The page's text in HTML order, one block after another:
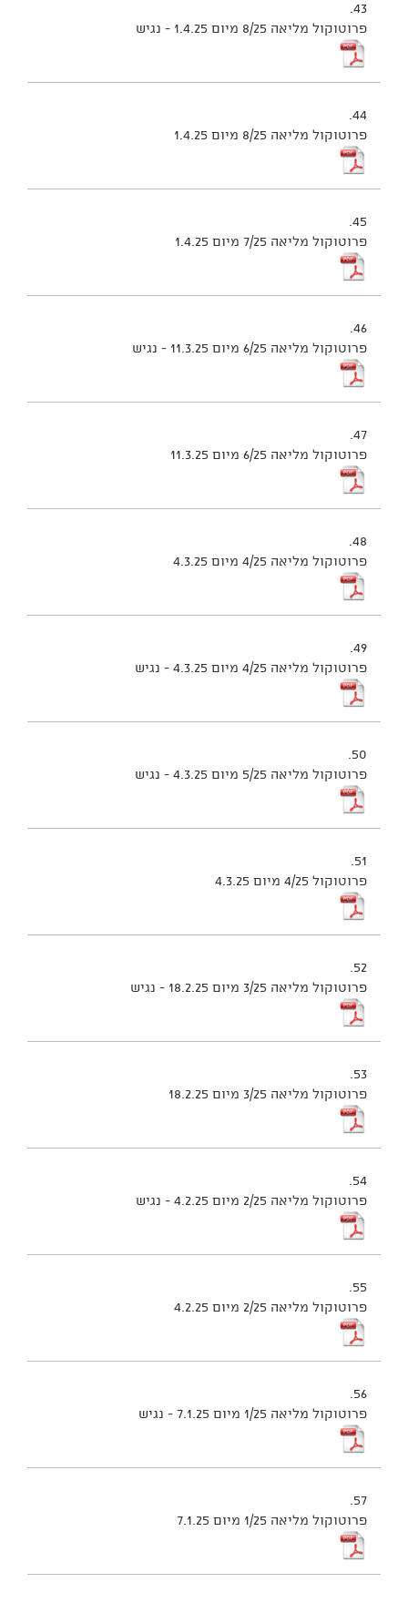
43.
פרוטוקול מליאה 8/25 מיום 1.4.25 - נגיש
44.
פרוטוקול מליאה 8/25 מיום 1.4.25
45.
פרוטוקול מליאה 7/25 מיום 1.4.25
46.
פרוטוקול מליאה 6/25 מיום 11.3.25 - נגיש
47.
פרוטוקול מליאה 6/25 מיום 11.3.25
48.
פרוטוקול מליאה 4/25 מיום 4.3.25
49.
פרוטוקול מליאה 4/25 מיום 4.3.25 - נגיש
50.
פרוטוקול מליאה 5/25 מיום 4.3.25 - נגיש
51.
פרוטוקול 4/25 מיום 4.3.25
52.
פרוטוקול מליאה 3/25 מיום 18.2.25 - נגיש
53.
פרוטוקול מליאה 3/25 מיום 18.2.25
54.
פרוטוקול מליאה 2/25 מיום 4.2.25 - נגיש
55.
פרוטוקול מליאה 2/25 מיום 4.2.25
56.
פרוטוקול מליאה 1/25 מיום 7.1.25 - נגיש
57.
פרוטוקול מליאה 1/25 מיום 7.1.25